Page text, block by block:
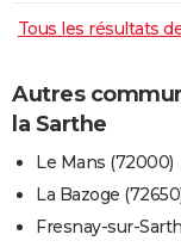
Tous les résultats
Autres
la Sarthe
Le Mans (72000)
La Bazoge
Fresnay-sur-